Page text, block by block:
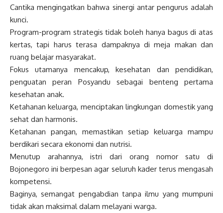
Cantika mengingatkan bahwa sinergi antar pengurus adalah
kunci.
Program-program strategis tidak boleh hanya bagus di atas
kertas, tapi harus terasa dampaknya di meja makan dan
ruang belajar masyarakat.
Fokus utamanya mencakup, kesehatan dan pendidikan,
penguatan peran Posyandu sebagai benteng pertama
kesehatan anak.
Ketahanan keluarga, menciptakan lingkungan domestik yang
sehat dan harmonis.
Ketahanan pangan, memastikan setiap keluarga mampu
berdikari secara ekonomi dan nutrisi.
Menutup arahannya, istri dari orang nomor satu di
Bojonegoro ini berpesan agar seluruh kader terus mengasah
kompetensi.
Baginya, semangat pengabdian tanpa ilmu yang mumpuni
tidak akan maksimal dalam melayani warga.